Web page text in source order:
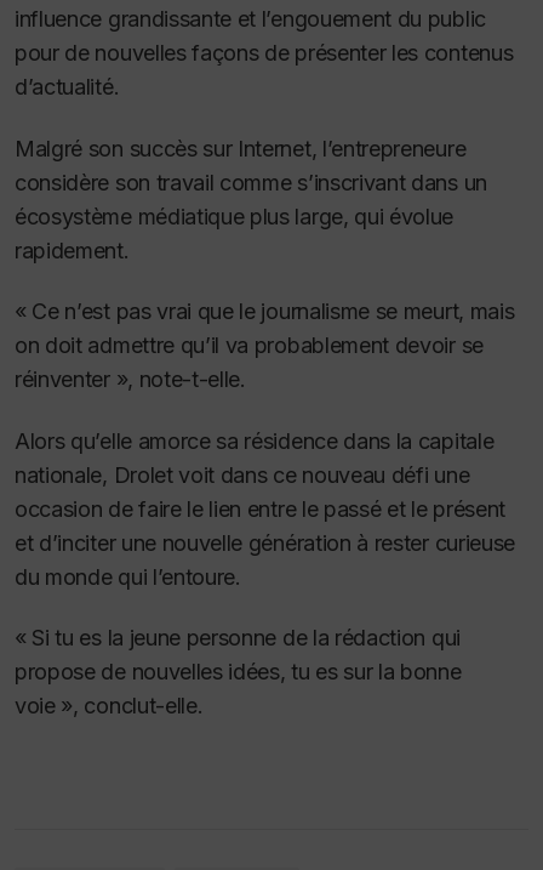
influence grandissante et l’engouement du public
pour de nouvelles façons de présenter les contenus
d’actualité.
Malgré son succès sur Internet, l’entrepreneure
considère son travail comme s’inscrivant dans un
écosystème médiatique plus large, qui évolue
rapidement.
« Ce n’est pas vrai que le journalisme se meurt, mais
on doit admettre qu’il va probablement devoir se
réinventer », note-t-elle.
Alors qu’elle amorce sa résidence dans la capitale
nationale, Drolet voit dans ce nouveau défi une
occasion de faire le lien entre le passé et le présent
et d’inciter une nouvelle génération à rester curieuse
du monde qui l’entoure.
« Si tu es la jeune personne de la rédaction qui
propose de nouvelles idées, tu es sur la bonne
voie », conclut-elle.